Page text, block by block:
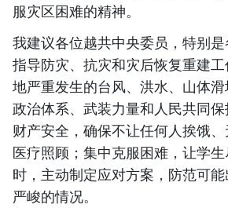
服灾区困难的精神。
我建议各位越共中央委员，特别
指导防灾、抗灾和灾后恢复重建
地严重发生的台风、洪水、山体
政治体系、武装力量和人民共同
财产安全，确保不让任何人挨饿
医疗照顾；集中克服困难，让学
时，主动制定应对方案，防范可能
严峻的情况。